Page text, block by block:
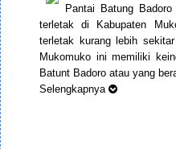
Pantai Batung
terletak di Kabupaten
terletak kurang lebih
Mukomuko ini memiliki
Batunt Badoro atau yang
Selengkapnya